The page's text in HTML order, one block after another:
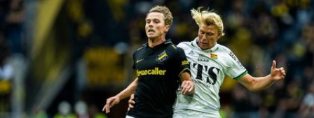
Mostar från Bosnien och Hercegovina.